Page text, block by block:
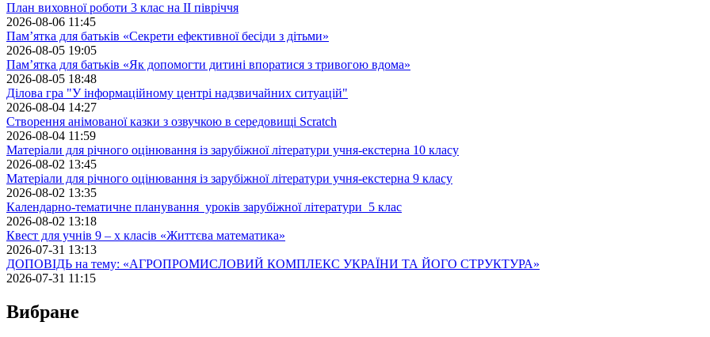
План виховної роботи 3 клас на II півріччя
2026-08-06 11:45
Пам’ятка для батьків «Секрети ефективної бесіди з дітьми»
2026-08-05 19:05
Пам’ятка для батьків «Як допомогти дитині впоратися з тривогою вдома»
2026-08-05 18:48
Ділова гра "У інформаційному центрі надзвичайних ситуацій"
2026-08-04 14:27
Створення анімованої казки з озвучкою в середовищі Scratch
2026-08-04 11:59
Матеріали для річного оцінювання із зарубіжної літератури учня-екстерна 10 класу
2026-08-02 13:45
Матеріали для річного оцінювання із зарубіжної літератури учня-екстерна 9 класу
2026-08-02 13:35
Календарно-тематичне планування уроків зарубіжної літератури 5 клас
2026-08-02 13:18
Квест для учнів 9 – х класів «Життєва математика»
2026-07-31 13:13
ДОПОВІДЬ на тему: «АГРОПРОМИСЛОВИЙ КОМПЛЕКС УКРАЇНИ ТА ЙОГО СТРУКТУРА»
2026-07-31 11:15
Вибране